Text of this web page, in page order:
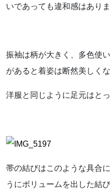
いであっても違和感はあり
振袖は柄が大きく、多色使
があると着姿は断然美しく
洋服と同じように足元はと
帯の結びはこのような具
うにボリュームを出した